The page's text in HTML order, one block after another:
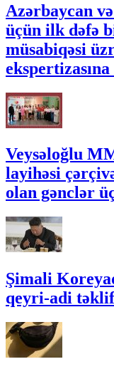
Azərbaycan
üçün ilk dəfə
müsabiqəsi
ekspertizasına
Veysəloğlu
layihəsi
olan gənclər
Şimali
qeyri-adi